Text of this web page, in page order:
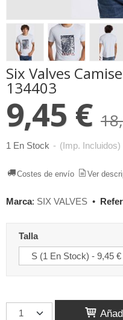
Six Valves
134403
9,45 €
1 En Stock - (Imp. Incluidos)
Costes de envío Ver
Marca: SIX VALVES •
Talla